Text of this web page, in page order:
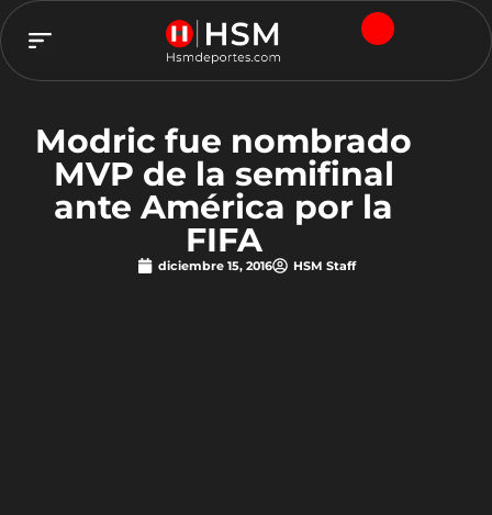
Modric fue nombrado
MVP de la semifinal
ante América por la
FIFA
diciembre 15, 2016 HSM Staff